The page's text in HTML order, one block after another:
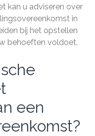
kan u adviseren over
in
bij het opstellen
behoeften voldoet.
een